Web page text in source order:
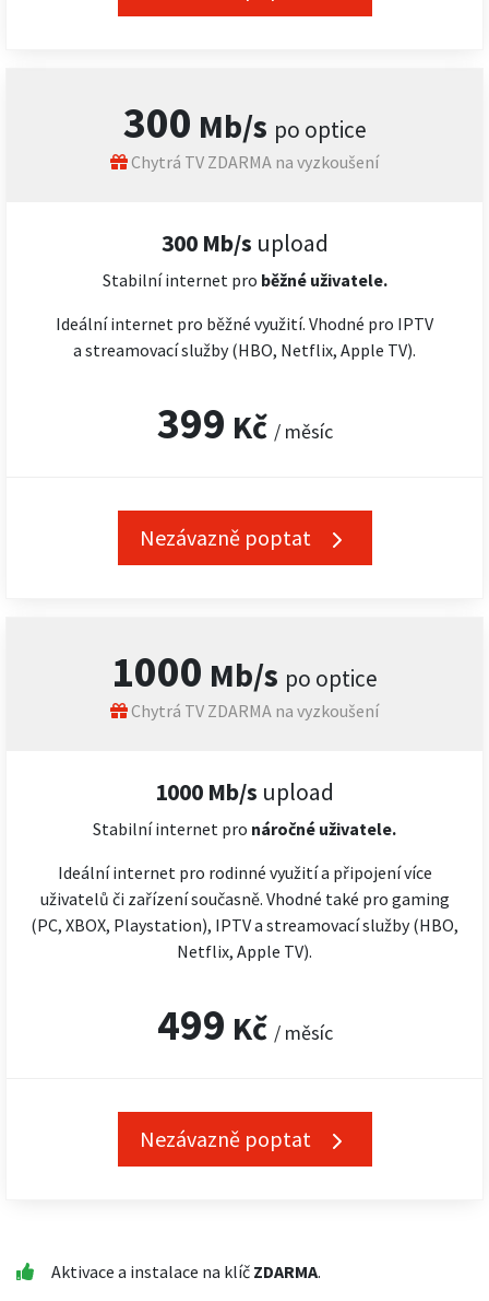
300 Mb/s po optice
Chytrá TV ZDARMA na vyzkoušení
300 Mb/s upload
Stabilní internet pro běžné uživatele.
Ideální internet pro běžné využití. Vhodné pro IPTV
a streamovací služby (HBO, Netflix, Apple TV).
399 Kč / měsíc
Nezávazně poptat
1000 Mb/s po optice
Chytrá TV ZDARMA na vyzkoušení
1000 Mb/s upload
Stabilní internet pro náročné uživatele.
Ideální internet pro rodinné využití a připojení více
uživatelů či zařízení současně. Vhodné také pro gaming
(PC, XBOX, Playstation), IPTV a streamovací služby (HBO,
Netflix, Apple TV).
499 Kč / měsíc
Nezávazně poptat
Aktivace a instalace na klíč ZDARMA.